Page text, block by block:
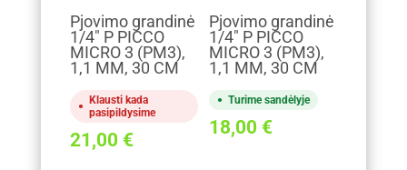
Pjovimo grandinė
1/4" P PICCO
MICRO 3 (PM3),
1,1 MM, 30 CM
Klausti kada
pasipildysime
21,00 €
Pjovimo grandinė
1/4" P PICCO
MICRO 3 (PM3),
1,1 MM, 30 CM
Turime sandėlyje
18,00 €